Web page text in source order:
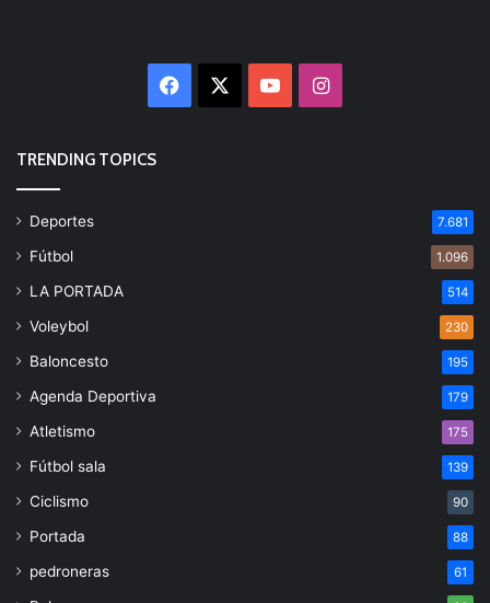
Facebook YouTubeInstagram
TRENDING TOPICS
Deportes 7.681
Fútbol 1.096
LA PORTADA 514
Voleybol 230
Baloncesto 195
Agenda Deportiva 179
Atletismo 175
Fútbol sala 139
Ciclismo 90
Portada 88
pedroneras 61